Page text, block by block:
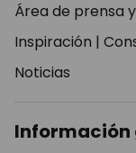
Área de prensa
Inspiración |
Noticias
Información